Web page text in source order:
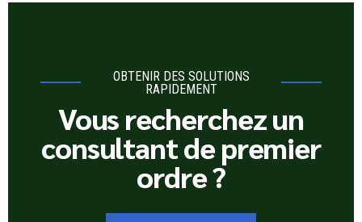
OBTENIR DES SOLUTIONS
RAPIDEMENT
Vous recherchez un
consultant de premier
ordre ?